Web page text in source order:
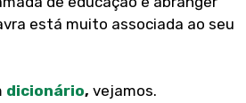
está muito associada ao seu
dicionário, vejamos.